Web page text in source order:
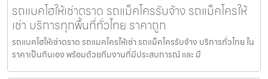
รถแบคโฮให้เช่าตราด รถแม็คโครรับจ้าง รถแม็คโครให้
เช่า บริการทุกพื้นที่ทั่วไทย ราคาถูก
รถแบคโฮให้เช่าตราด รถแมคโครให้เช่า รถแม็คโครรับจ้าง บริการทั่วไทย ใน
ราคาเป็นกันเอง พร้อมด้วยทีมงานที่มีประสบการณ์ และ มื